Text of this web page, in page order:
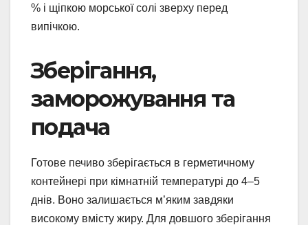
% і щіпкою морської солі зверху перед
випічкою.
Зберігання,
заморожування та
подача
Готове печиво зберігається в герметичному
контейнері при кімнатній температурі до 4–5
днів. Воно залишається м’яким завдяки
високому вмісту жиру. Для довшого зберігання